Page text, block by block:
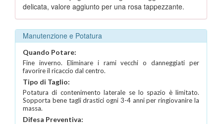
delicata, valore aggiunto per una rosa tappezzante.
Manutenzione e Potatura
Quando Potare:
Fine inverno. Eliminare i rami vecchi o danneggiati per
favorire il ricaccio dal centro.
Tipo di Taglio:
Potatura di contenimento laterale se lo spazio è limitato.
Sopporta bene tagli drastici ogni 3-4 anni per ringiovanire la
massa.
Difesa Preventiva: